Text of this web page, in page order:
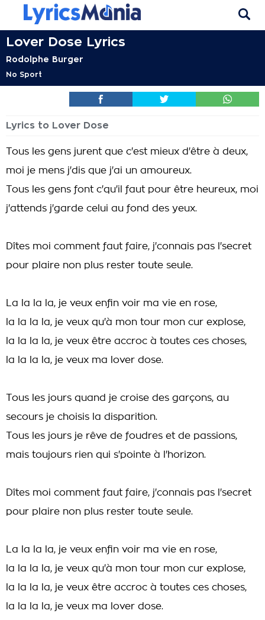
Lover Dose Lyrics
Rodolphe Burger
No Sport
Lyrics to Lover Dose
Tous les gens jurent que c'est mieux d'être à deux,
moi je mens j'dis que j'ai un amoureux.
Tous les gens font c'qu'il faut pour être heureux, moi
j'attends j'garde celui au fond des yeux.
Dîtes moi comment faut faire, j'connais pas l'secret
pour plaire non plus rester toute seule.
La la la la, je veux enfin voir ma vie en rose,
la la la la, je veux qu'à mon tour mon cur explose,
la la la la, je veux être accroc à toutes ces choses,
la la la la, je veux ma lover dose.
Tous les jours quand je croise des garçons, au
secours je choisis la disparition.
Tous les jours je rêve de foudres et de passions,
mais toujours rien qui s'pointe à l'horizon.
Dîtes moi comment faut faire, j'connais pas l'secret
pour plaire non plus rester toute seule.
La la la la, je veux enfin voir ma vie en rose,
la la la la, je veux qu'à mon tour mon cur explose,
la la la la, je veux être accroc à toutes ces choses,
la la la la, je veux ma lover dose.